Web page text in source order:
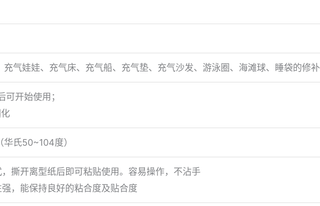
充气娃娃、充气床、充气船、充气垫、充气沙发、游泳圈、海滩球、睡袋的修补
可开始使用；
氏50~104度）
撕开离型纸后即可粘贴使用。容易操作，不沾手
，能保持良好的粘合度及贴合度